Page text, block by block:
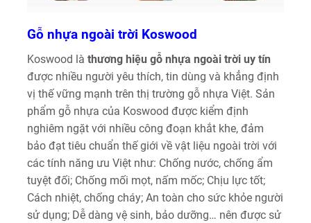
Gỗ nhựa ngoài trời Koswood
Koswood là thương hiệu gỗ nhựa ngoài trời uy tín
được nhiều người yêu thích, tin dùng và khẳng định
vị thế vững mạnh trên thị trường gỗ nhựa Việt. Sản
phẩm gỗ nhựa của Koswood được kiểm định
nghiêm ngặt với nhiều công đoạn khắt khe, đảm
bảo đạt tiêu chuẩn thế giới về vật liệu ngoài trời với
các tính năng ưu Việt như: Chống nước, chống ẩm
tuyệt đối; Chống mối mọt, nấm mốc; Chịu lực tốt;
Cách nhiệt, chống cháy; An toàn cho sức khỏe người
sử dụng; Dễ dàng vệ sinh, bảo dưỡng… nên được sử